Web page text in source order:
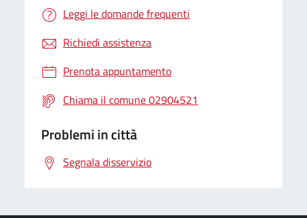
Leggi le domande frequenti
Richiedi assistenza
Prenota appuntamento
Chiama il comune 02904521
Problemi in città
Segnala disservizio